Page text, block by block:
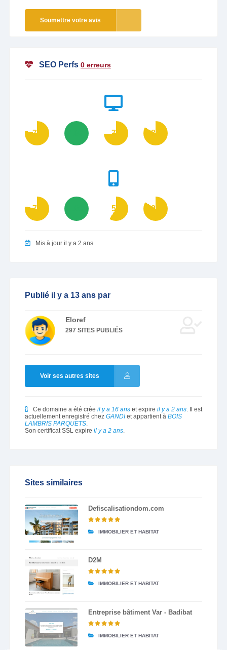
Soumettre votre avis
SEO Perfs 0 erreurs
78 74 83
78 59 84
Mis à jour il y a 2 ans
Publié il y a 13 ans par
Eloref
297 SITES PUBLIÉS
Voir ses autres sites
Ce domaine a été crée il y a 16 anset expire il y a 2 ans. Il est
actuellement enregistré chez GANDIet appartient à BOIS
LAMBRIS PARQUETS.
Son certificat SSL expire il y a 2 ans.
Sites similaires
Defiscalisationdom.com
IMMOBILIER ET HABITAT
D2M
IMMOBILIER ET HABITAT
Entreprise bâtiment Var - Badibat
IMMOBILIER ET HABITAT